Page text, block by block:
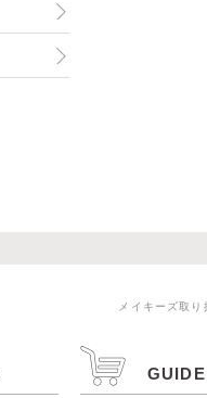
メイキーズ取
GUIDE